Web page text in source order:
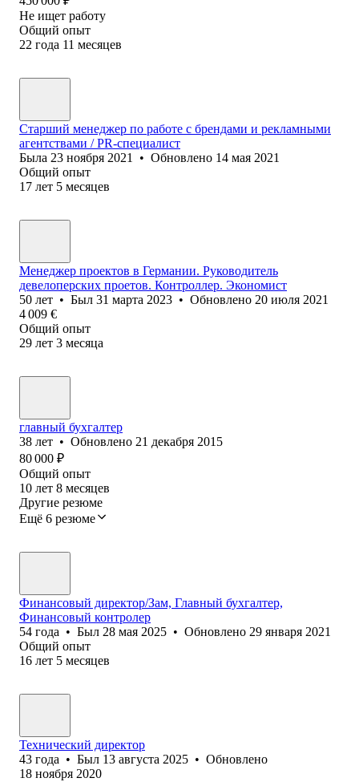
Не ищет работу
Общий опыт
22 года 11 месяцев
Старший менеджер по работе с брендами и рекламными
агентствами / PR-специалист
Была 23 ноября 2021 • Обновлено 14 мая 2021
Общий опыт
17 лет 5 месяцев
Менеджер проектов в Германии. Руководитель
девелоперских проетов. Контроллер. Экономист
50 лет • Был 31 марта 2023 • Обновлено 20 июля 2021
4 009 €
Общий опыт
29 лет 3 месяца
главный бухгалтер
38 лет • Обновлено 21 декабря 2015
80 000 ₽
Общий опыт
10 лет 8 месяцев
Другие резюме
Ещё 6 резюме
Финансовый директор/Зам, Главный бухгалтер,
Финансовый контролер
54 года • Был 28 мая 2025 • Обновлено 29 января 2021
Общий опыт
16 лет 5 месяцев
Технический директор
43 года • Был 13 августа 2025 • Обновлено
18 ноября 2020